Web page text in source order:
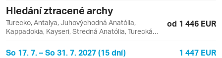
Hledání ztracené archy
Turecko, Antalya, Juhovýchodná Anatólia,
Kappadokia, Kayseri, Stredná Anatólia, Turecká
riviéra, Východná Anatólia, Dogubeyazit, Erciyes,
Göreme, Kaleici, Kars, Mardin, Midyat
od 1 446 EUR
So 17. 7. – So 31. 7. 2027 (15 dní) 1 447 EUR